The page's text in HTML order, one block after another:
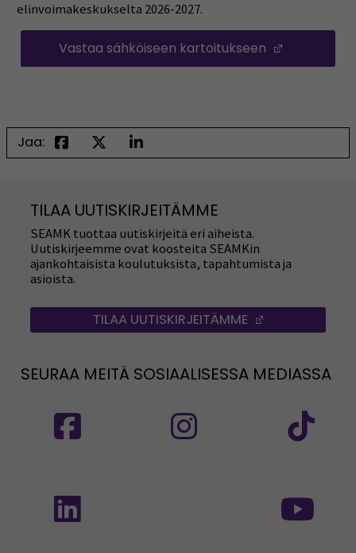
elinvoimakeskukselta 2026-2027.
Vastaa sähköiseen kartoitukseen
Jaa:
TILAA UUTISKIRJEITÄMME
SEAMK tuottaa uutiskirjeitä eri aiheista.
Uutiskirjeemme ovat koosteita SEAMKin
ajankohtaisista koulutuksista, tapahtumista ja
asioista.
TILAA UUTISKIRJEITÄMME
SEURAA MEITÄ SOSIAALISESSA MEDIASSA